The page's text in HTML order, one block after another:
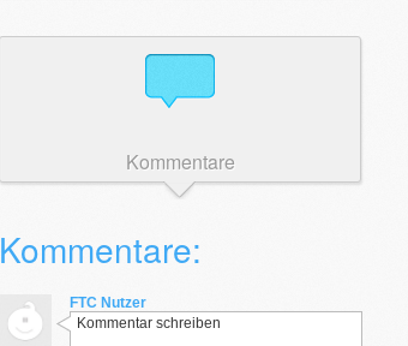
Kommentare
Kommentare:
FTC Nutzer
Kommentar schreiben